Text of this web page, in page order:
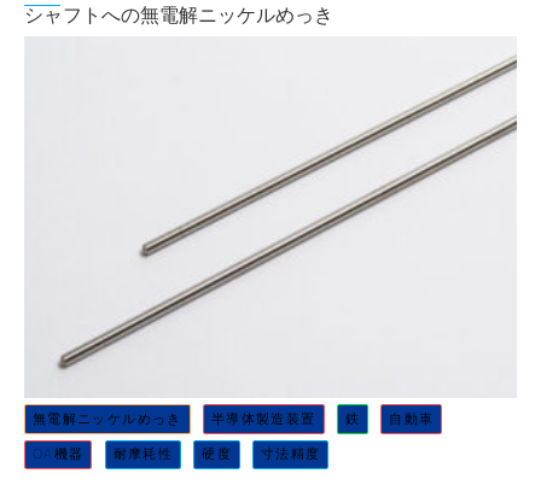
シャフトへの無電解ニッケルめっき
無電解ニッケルめっき 半導体製造装置 鉄 自動車
OA機器 耐摩耗性 硬度 寸法精度